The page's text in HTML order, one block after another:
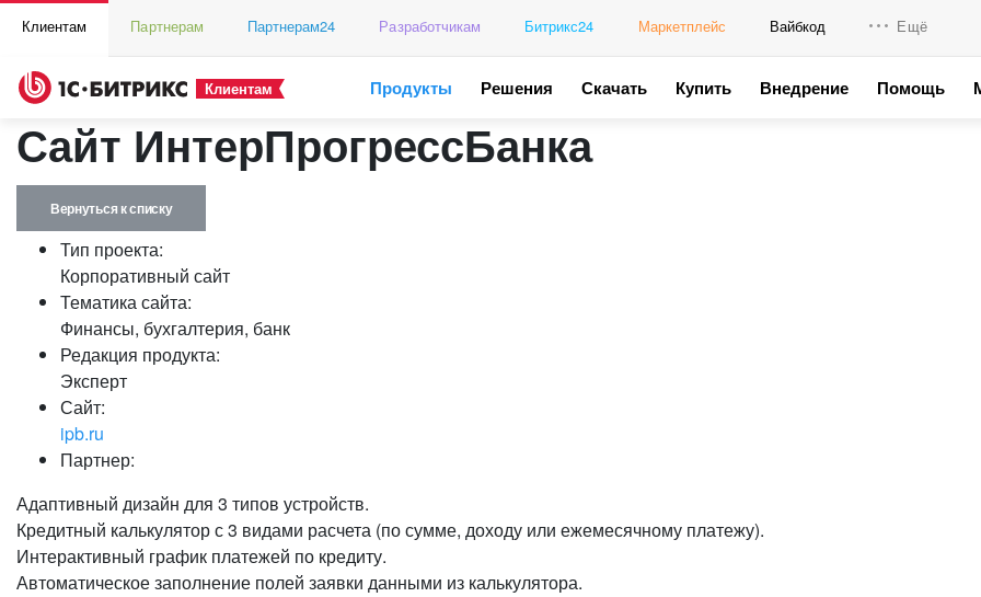
Клиентам Партнерам Партнерам24 Разработчикам Битрикс24 Маркетплейс Вайбкод Ещё
Клиентам Продукты Решения Скачать Купить Внедрение Помощь
Сайт ИнтерПрогрессБанка
Вернуться к списку
Тип проекта:
Корпоративный сайт
Тематика сайта:
Финансы, бухгалтерия, банк
Редакция продукта:
Эксперт
Сайт:
ipb.ru
Партнер:
Адаптивный дизайн для 3 типов устройств.
Кредитный калькулятор с 3 видами расчета (по сумме, доходу или ежемесячному платежу).
Интерактивный график платежей по кредиту.
Автоматическое заполнение полей заявки данными из калькулятора.